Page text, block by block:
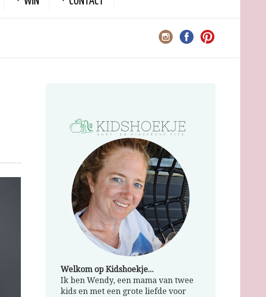
Welkom op Kidshoekje...
Ik ben Wendy, een mama van twee
kids en met een grote liefde voor